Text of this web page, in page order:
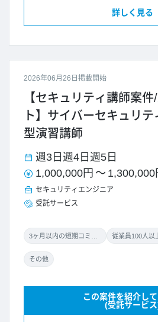
詳しく見る
2026年06月26日掲載開始
【セキュリティ講師案
ト】サイバーセキュリ
型演習講師
週3日 週4日 週5日
1,000,000円 ～ 1,300,000
セキュリティエンジニア
受託サービス
従業員100人以
その他
この案件を紹介し
(受託サービ